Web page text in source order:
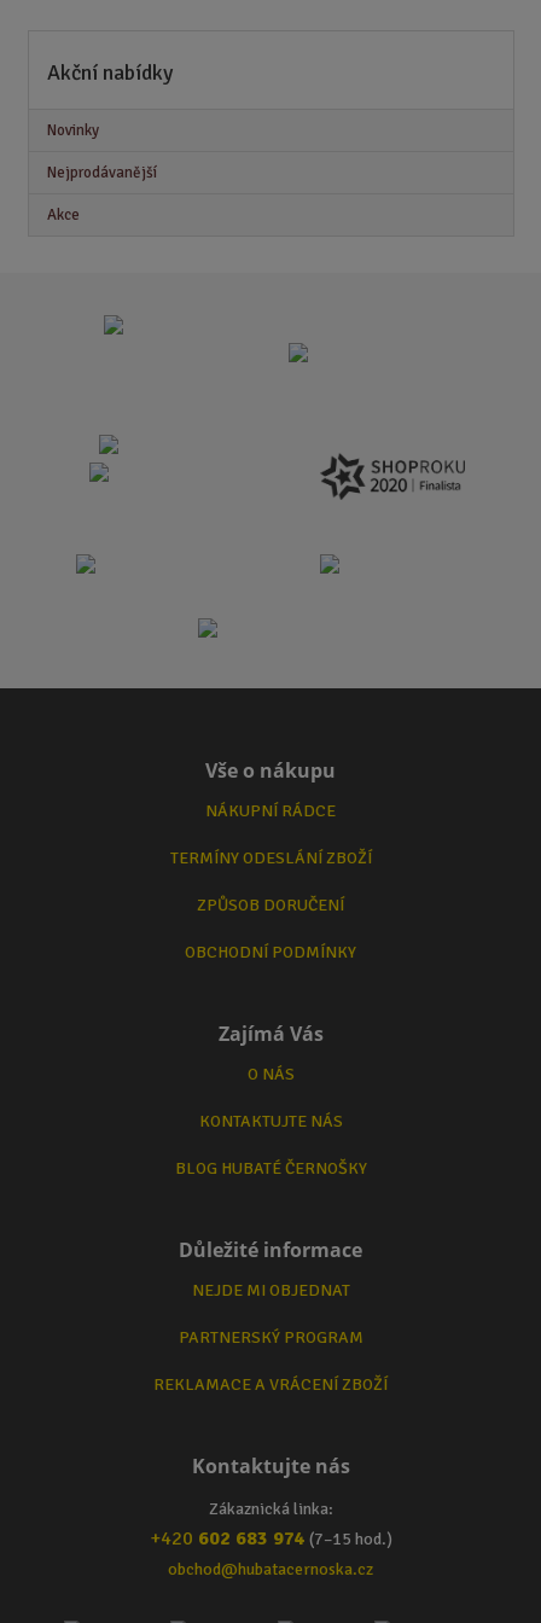
Akční nabídky
Novinky
Nejprodávanější
Akce
Vše o nákupu
NÁKUPNÍ RÁDCE
TERMÍNY ODESLÁNÍ ZBOŽÍ
ZPŮSOB DORUČENÍ
OBCHODNÍ PODMÍNKY
Zajímá Vás
O NÁS
KONTAKTUJTE NÁS
BLOG HUBATÉ ČERNOŠKY
Důležité informace
NEJDE MI OBJEDNAT
PARTNERSKÝ PROGRAM
REKLAMACE A VRÁCENÍ ZBOŽÍ
Kontaktujte nás
Zákaznická linka:
+420 602 683 974 (7–15 hod.)
obchod@hubatacernoska.cz